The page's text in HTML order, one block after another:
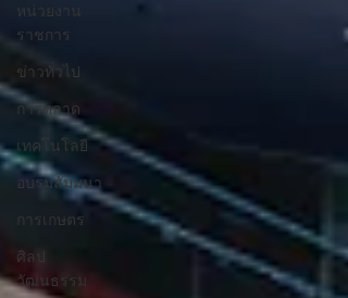
หน่วยงาน
ราชการ
ข่าวทั่วไป
การตลาด
เทคโนโลยี
อบรมสัมมนา
การเกษตร
ศิลป
วัฒนธรรม